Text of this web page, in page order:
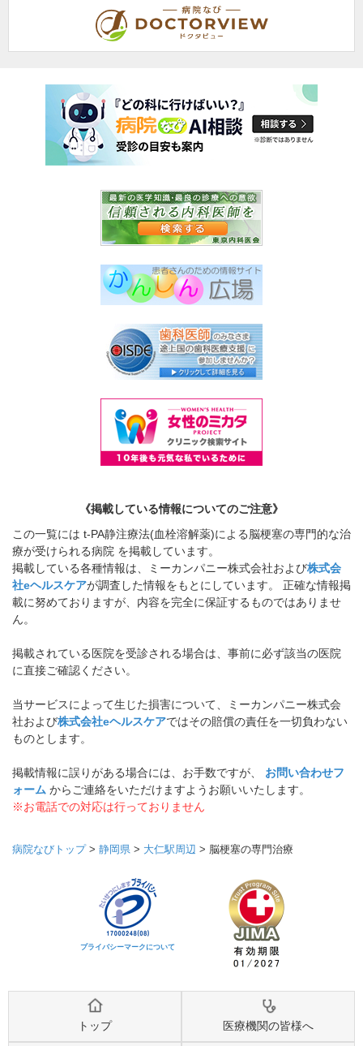
《掲載している情報についてのご注意》
この一覧には t-PA静注療法(血栓溶解薬)による脳梗塞の専門的な治
療が受けられる病院 を掲載しています。
掲載している各種情報は、ミーカンパニー株式会社および株式会
社eヘルスケアが調査した情報をもとにしています。 正確な情報掲
載に努めておりますが、内容を完全に保証するものではありませ
ん。
掲載されている医院を受診される場合は、事前に必ず該当の医院
に直接ご確認ください。
当サービスによって生じた損害について、ミーカンパニー株式会
社および株式会社eヘルスケアではその賠償の責任を一切負わない
ものとします。
掲載情報に誤りがある場合には、お手数ですが、 お問い合わせフ
ォーム からご連絡をいただけますようお願いいたします。
※お電話での対応は行っておりません
病院なびトップ> 静岡県 > 大仁駅周辺 > 脳梗塞の専門治療
プライバシーマークについて
トップ 医療機関の皆様へ